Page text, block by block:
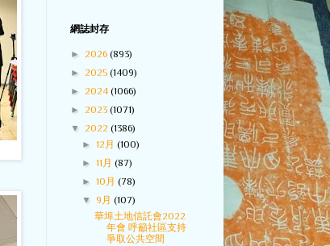
網誌封存
► 2026 (893)
► 2025 (1409)
► 2024 (1066)
► 2023 (1071)
▼ 2022 (1386)
►12月(100)
►11月(87)
►10月(78)
▼9月(107)
華埠土地信託會2022
年會 呼籲社區支持
爭取公共空間